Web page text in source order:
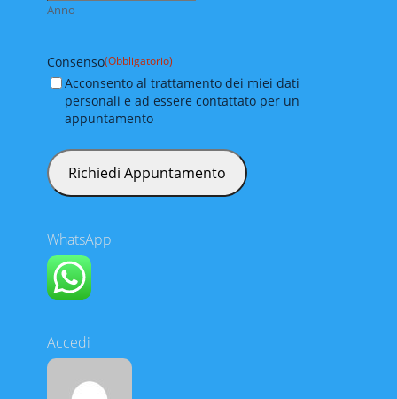
Anno
Consenso(Obbligatorio)
Acconsento al trattamento dei miei dati
personali e ad essere contattato per un
appuntamento
WhatsApp
Accedi